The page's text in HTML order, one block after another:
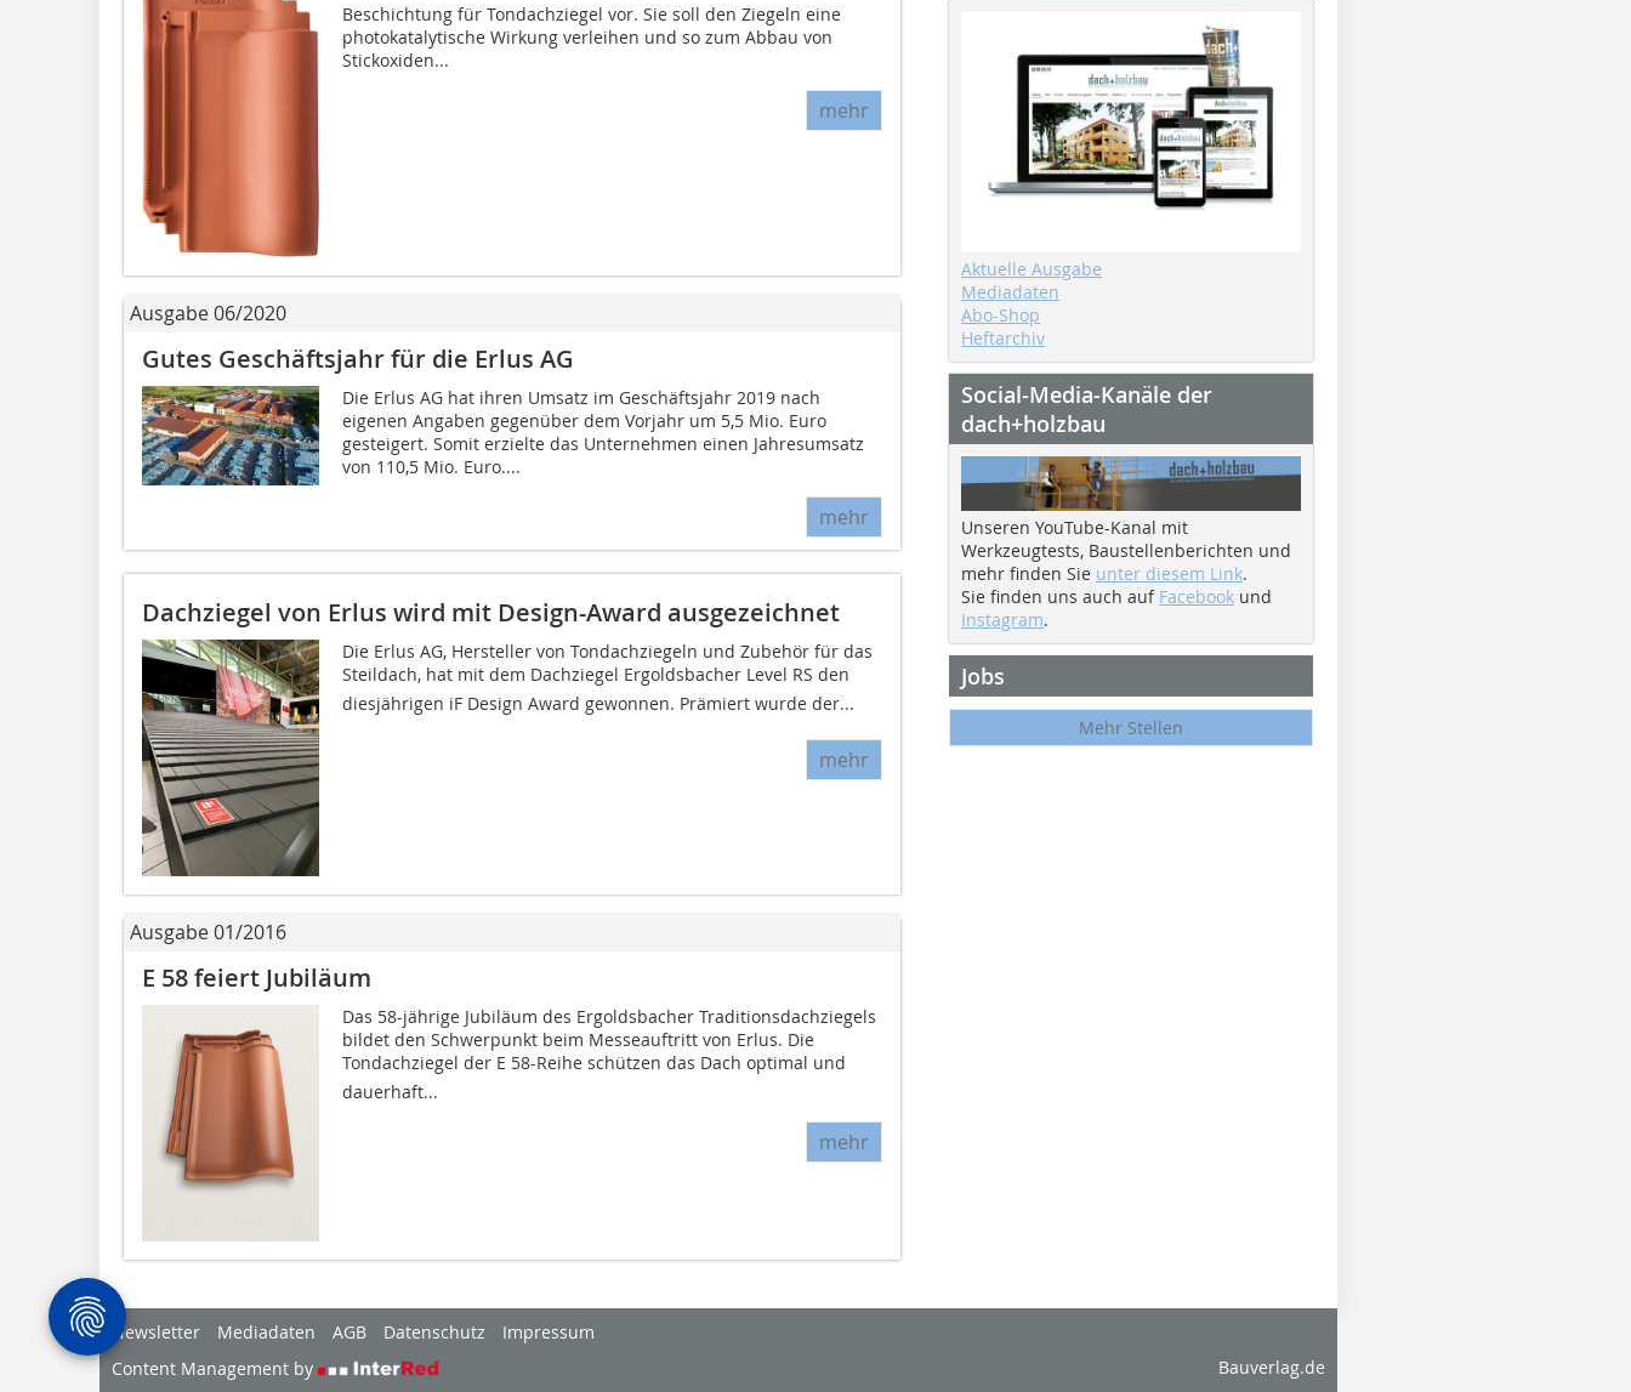
Beschichtung für Tondachziegel vor. Sie soll den Ziegeln eine
photokatalytische Wirkung verleihen und so zum Abbau von
Stickoxiden...
mehr
Ausgabe 06/2020
Gutes Geschäftsjahr für die Erlus AG
Die Erlus AG hat ihren Umsatz im Geschäftsjahr 2019 nach
eigenen Angaben gegenüber dem Vorjahr um 5,5 Mio. Euro
gesteigert. Somit erzielte das Unternehmen einen Jahresumsatz
von 110,5 Mio. Euro....
mehr
Dachziegel von Erlus wird mit Design-Award ausgezeichnet
Die Erlus AG, Hersteller von Tondachziegeln und Zubehör für das
Steildach, hat mit dem Dachziegel Ergoldsbacher Level RS den
diesjährigen iF Design Award gewonnen. Prämiert wurde der...
mehr
Ausgabe 01/2016
E 58 feiert Jubiläum
Das 58-jährige Jubiläum des Ergoldsbacher Traditionsdachziegels
bildet den Schwerpunkt beim Messeauftritt von Erlus. Die
Tondachziegel der E 58-Reihe schützen das Dach optimal und
dauerhaft...
mehr
Aktuelle Ausgabe
Mediadaten
Abo-Shop
Heftarchiv
Social-Media-Kanäle der
dach+holzbau
Unseren YouTube-Kanal mit
Werkzeugtests, Baustellenberichten und
mehr finden Sie unter diesem Link.
Sie finden uns auch auf Facebook und
Instagram.
Jobs
Mehr Stellen
Newsletter Mediadaten AGB Datenschutz
Impressum
Content Management by
Bauverlag.de